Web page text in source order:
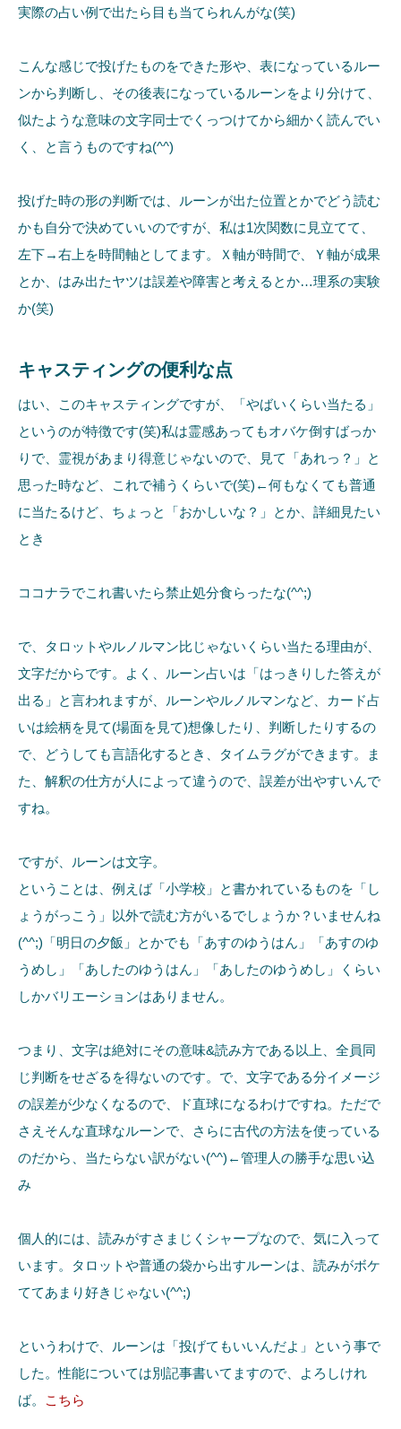
実際の占い例で出たら目も当てられんがな(笑)
こんな感じで投げたものをできた形や、表になっているルー
ンから判断し、その後表になっているルーンをより分けて、
似たような意味の文字同士でくっつけてから細かく読んでい
く、と言うものですね(^^)
投げた時の形の判断では、ルーンが出た位置とかでどう読む
かも自分で決めていいのですが、私は1次関数に見立てて、
左下→右上を時間軸としてます。Ｘ軸が時間で、Ｙ軸が成果
とか、はみ出たヤツは誤差や障害と考えるとか…理系の実験
か(笑)
キャスティングの便利な点
はい、このキャスティングですが、「やばいくらい当たる」
というのが特徴です(笑)私は霊感あってもオバケ倒すばっか
りで、霊視があまり得意じゃないので、見て「あれっ？」と
思った時など、これで補うくらいで(笑)←何もなくても普通
に当たるけど、ちょっと「おかしいな？」とか、詳細見たい
とき
ココナラでこれ書いたら禁止処分食らったな(^^;)
で、タロットやルノルマン比じゃないくらい当たる理由が、
文字だからです。よく、ルーン占いは「はっきりした答えが
出る」と言われますが、ルーンやルノルマンなど、カード占
いは絵柄を見て(場面を見て)想像したり、判断したりするの
で、どうしても言語化するとき、タイムラグができます。ま
た、解釈の仕方が人によって違うので、誤差が出やすいんで
すね。
ですが、ルーンは文字。
ということは、例えば「小学校」と書かれているものを「し
ょうがっこう」以外で読む方がいるでしょうか？いませんね
(^^;)「明日の夕飯」とかでも「あすのゆうはん」「あすのゆ
うめし」「あしたのゆうはん」「あしたのゆうめし」くらい
しかバリエーションはありません。
つまり、文字は絶対にその意味&読み方である以上、全員同
じ判断をせざるを得ないのです。で、文字である分イメージ
の誤差が少なくなるので、ド直球になるわけですね。ただで
さえそんな直球なルーンで、さらに古代の方法を使っている
のだから、当たらない訳がない(^^)←管理人の勝手な思い込
み
個人的には、読みがすさまじくシャープなので、気に入って
います。タロットや普通の袋から出すルーンは、読みがボケ
ててあまり好きじゃない(^^;)
というわけで、ルーンは「投げてもいいんだよ」という事で
した。性能については別記事書いてますので、よろしけれ
ば。
こちら